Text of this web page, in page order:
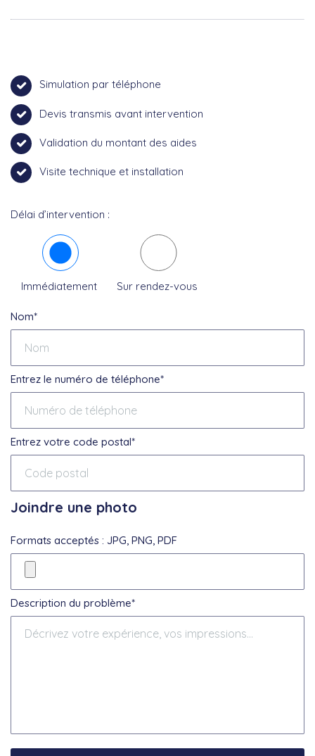
Simulation par téléphone
Devis transmis avant intervention
Validation du montant des aides
Visite technique et installation
Délai d’intervention :
Immédiatement Sur rendez-vous
Nom*
Entrez le numéro de téléphone*
Entrez votre code postal*
Joindre une photo
Formats acceptés : JPG, PNG, PDF
Description du problème*